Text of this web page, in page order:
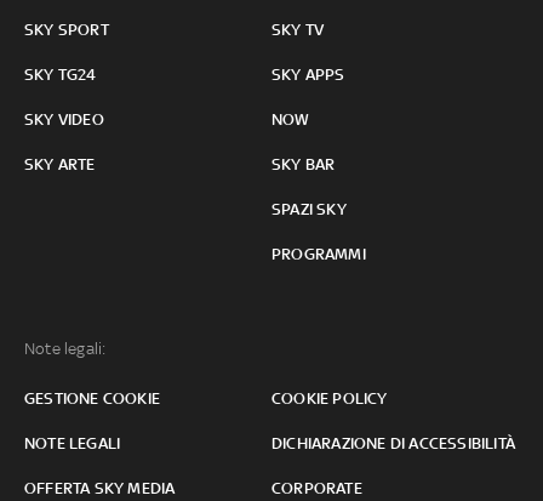
SKY SPORT
SKY TG24
SKY VIDEO
SKY ARTE
SKY TV
SKY APPS
NOW
SKY BAR
SPAZI SKY
PROGRAMMI
Note legali:
GESTIONE COOKIE COOKIE POLICY
NOTE LEGALI DICHIARAZIONE DI ACCESSIBILITÀ
OFFERTA SKY MEDIA CORPORATE